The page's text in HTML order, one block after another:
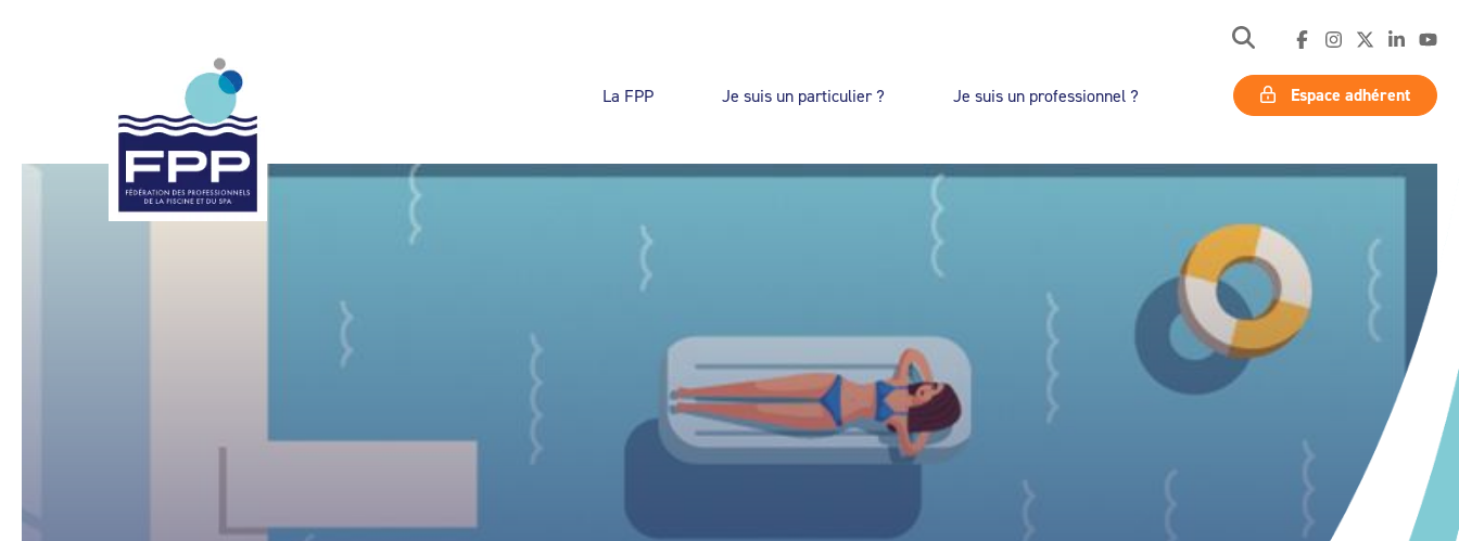
La FPP Je suis un particulier ? Je suis un professionnel ? Espace adhérent